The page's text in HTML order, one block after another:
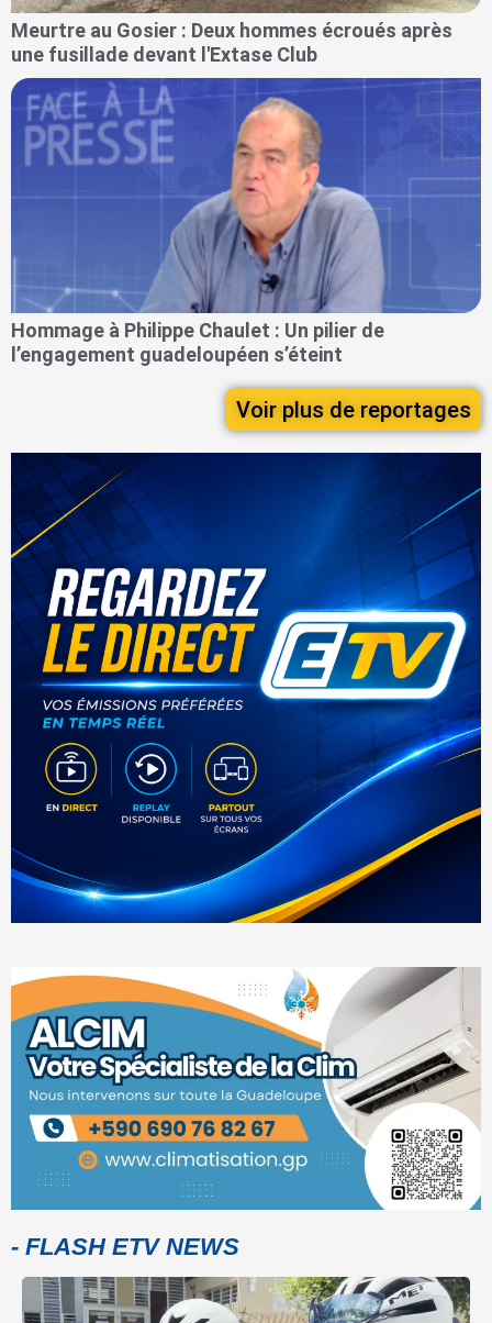
Meurtre au Gosier : Deux hommes écroués après
une fusillade devant l'Extase Club
Hommage à Philippe Chaulet : Un pilier de
l’engagement guadeloupéen s’éteint
Voir plus de reportages
- FLASH ETV NEWS